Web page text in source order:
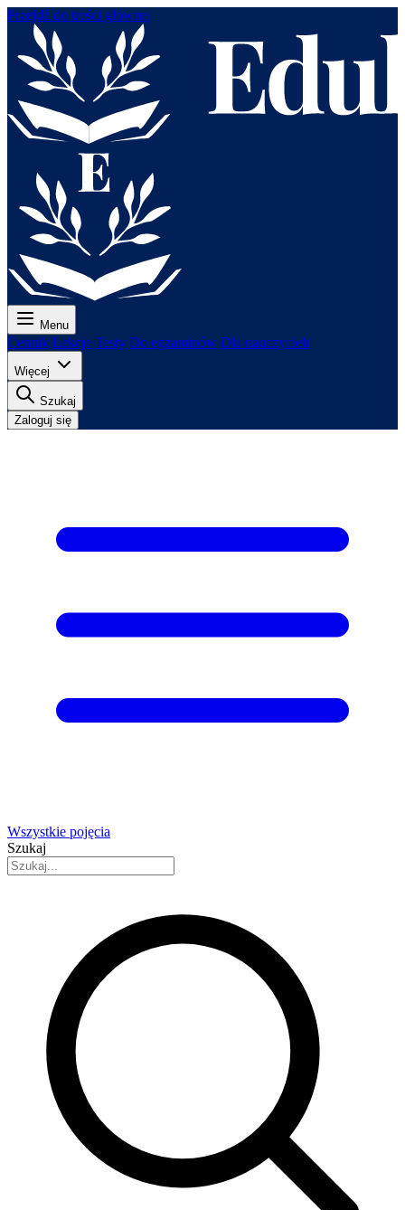
Przejdź do treści głównej
Menu
Cennik Lekcje Testy Do egzaminów Dla nauczycieli
Więcej
Szukaj
Zaloguj się
Wszystkie pojęcia
Szukaj